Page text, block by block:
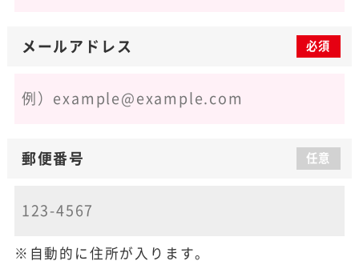
メールアドレス 必須
郵便番号 任意
自動的に住所が入ります。